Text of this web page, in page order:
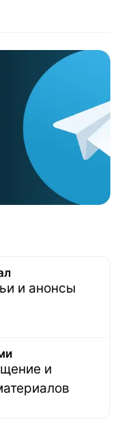
и анонсы
и